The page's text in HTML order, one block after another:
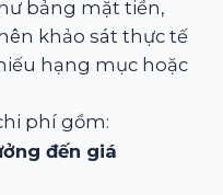
bảng mặt tiền,
khảo sát thực tế
hạng mục hoặc
phí gồm:
đến giá